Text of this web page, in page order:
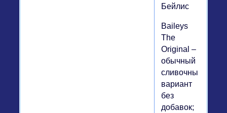
Бейлис
Baileys
The
Original –
обычный
сливочный
вариант
без
добавок;